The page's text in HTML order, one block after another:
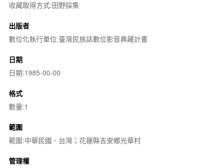
收藏取得方式:田野採集
出版者
數位化執行單位:臺灣民族誌數位影音典藏計畫
日期
日期:1985-00-00
格式
數量:1
範圍
範圍:中華民國．台灣；花蓮縣吉安鄉光華村
管理權